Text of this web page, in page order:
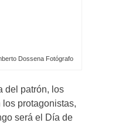
Dossena Fotógrafo
del patrón, los
protagonistas,
será el Día de